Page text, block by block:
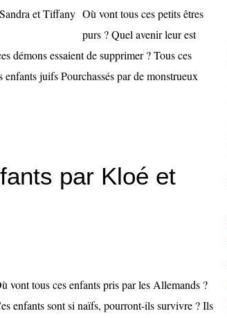
Où vont tous ces petits êtres
purs ? Quel avenir leur est
démons essaient de supprimer ? Tous ces
juifs Pourchassés par de monstrueux
par Kloé et
vont tous ces enfants pris par les Allemands ?
enfants sont si naïfs, pourront-ils survivre ? Ils